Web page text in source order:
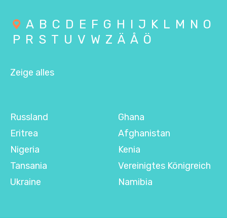
A B C D E F G H I J K L M N O
P R S T U V W Z Ä Å Ö
Zeige alles
Russland
Eritrea
Nigeria
Tansania
Ukraine
Ghana
Afghanistan
Kenia
Vereinigtes Königreich
Namibia